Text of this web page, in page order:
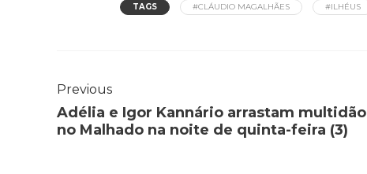
TAGS #CLÁUDIO MAGALHÃES #ILHÉUS
Previous
Adélia e Igor Kannário arrastam multidão
no Malhado na noite de quinta-feira (3)